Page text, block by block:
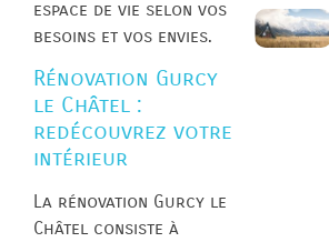
espace de vie selon vos
besoins et vos envies.
Rénovation Gurcy
le Châtel :
redécouvrez votre
intérieur
La rénovation Gurcy le
Châtel consiste à